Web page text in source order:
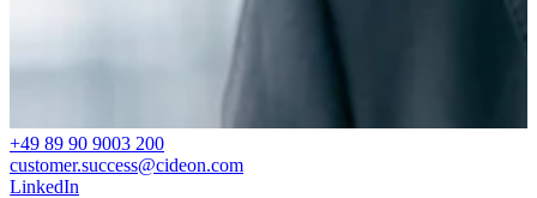
+49 89 90 9003 200
customer.success@cideon.com
LinkedIn